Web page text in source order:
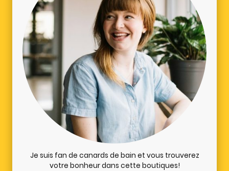
Je suis fan de canards de bain et vous trouverez
votre bonheur dans cette boutiques!